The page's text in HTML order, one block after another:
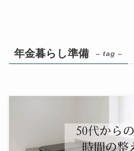
年金暮らし準備 – tag –